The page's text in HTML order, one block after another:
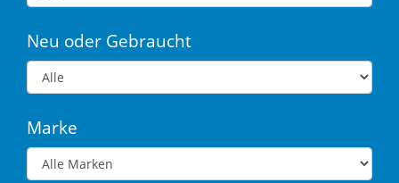
Neu oder Gebraucht
Marke